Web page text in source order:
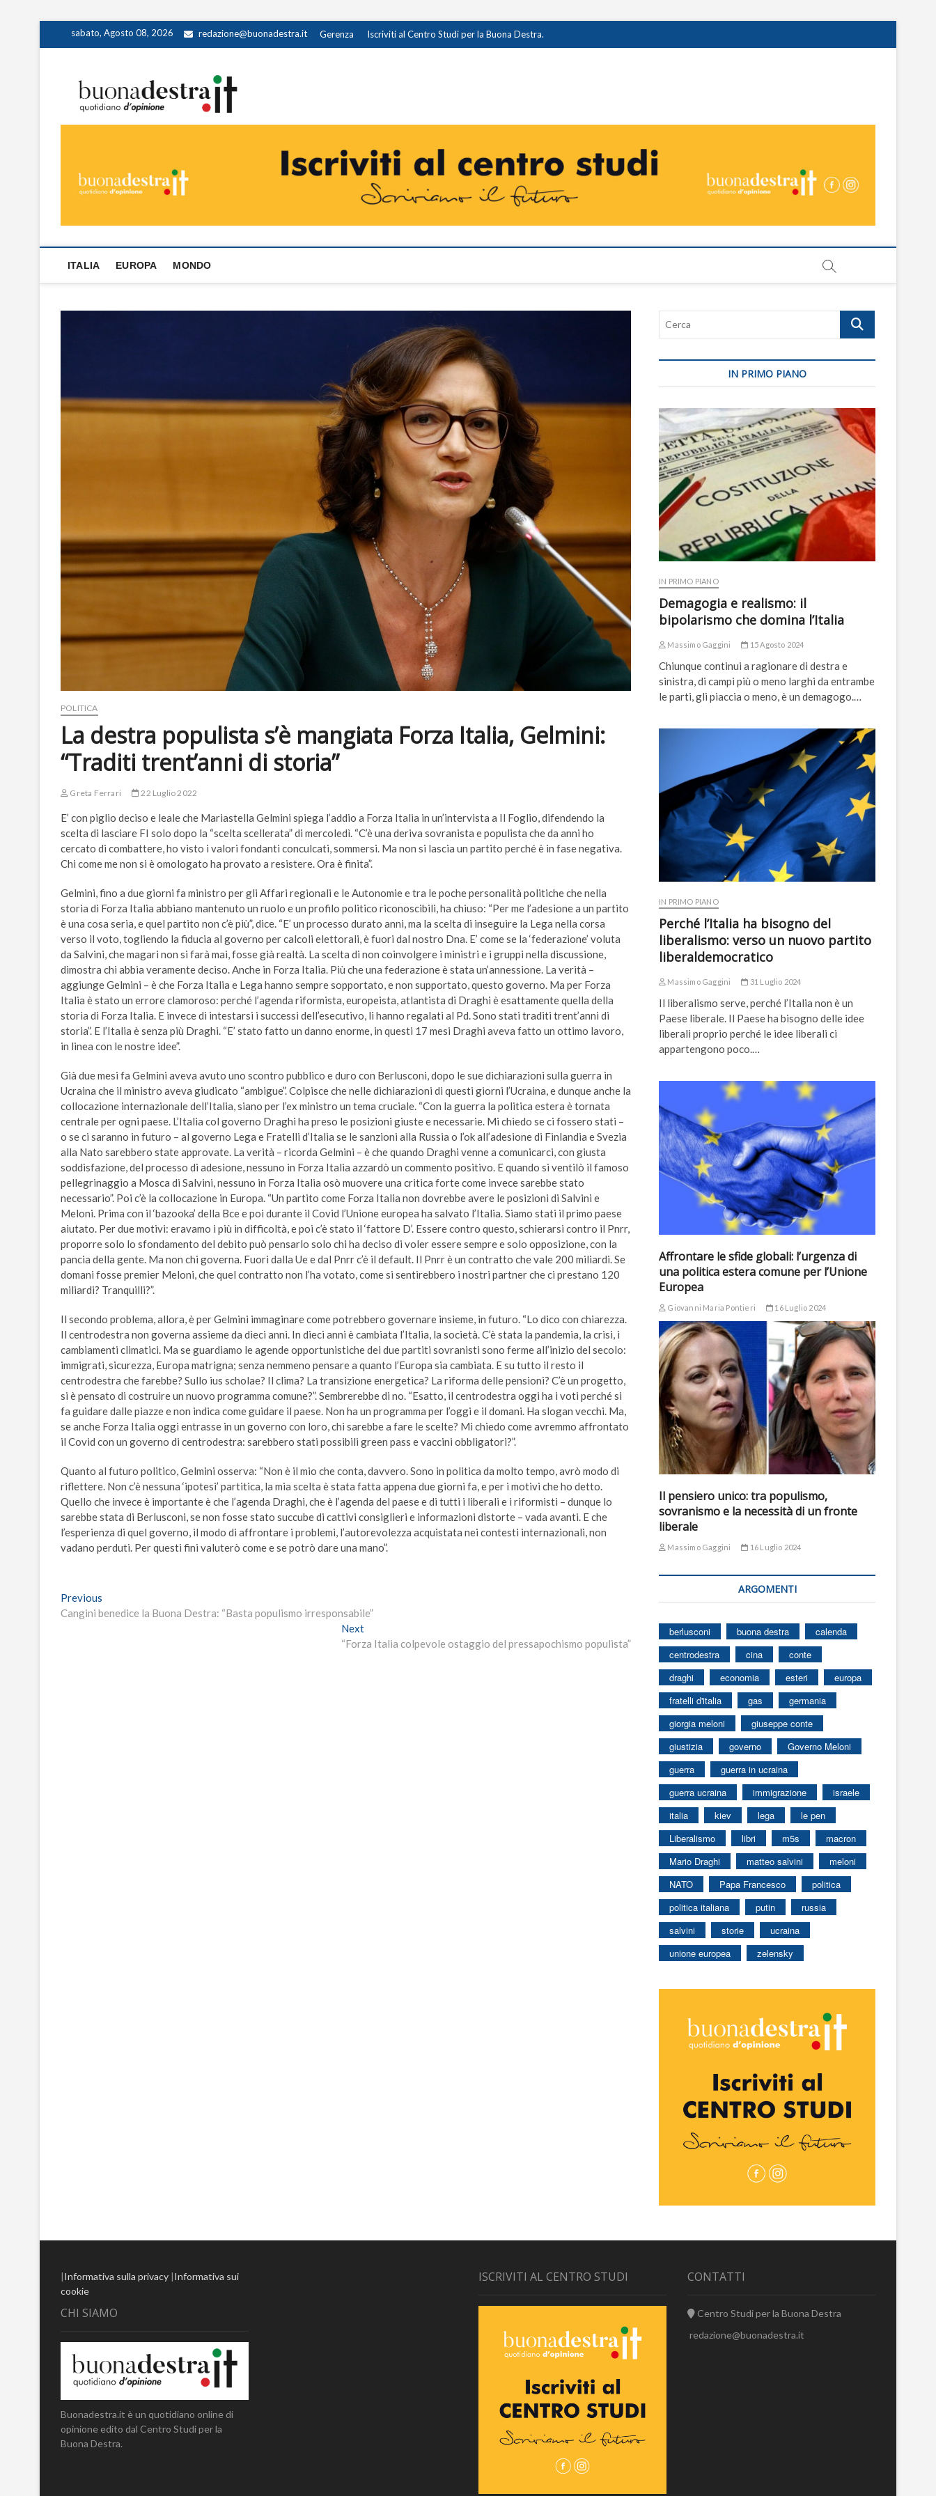
sabato, Agosto 08, 2026 redazione@buonadestra.it Gerenza Iscriviti al Centro Studi per la Buona Destra.
ITALIA EUROPA MONDO
POLITICA
La destra populista s’è mangiata Forza Italia, Gelmini:
“Traditi trent’anni di storia”
Greta Ferrari 22 Luglio 2022
E’ con piglio deciso e leale che Mariastella Gelmini spiega l’addio a Forza Italia in un’intervista a Il Foglio, difendendo la
scelta di lasciare FI solo dopo la “scelta scellerata” di mercoledì. “C’è una deriva sovranista e populista che da anni ho
cercato di combattere, ho visto i valori fondanti conculcati, sommersi. Ma non si lascia un partito perché è in fase negativa.
Chi come me non si è omologato ha provato a resistere. Ora è finita”.
Gelmini, fino a due giorni fa ministro per gli Affari regionali e le Autonomie e tra le poche personalità politiche che nella
storia di Forza Italia abbiano mantenuto un ruolo e un profilo politico riconoscibili, ha chiuso: “Per me l’adesione a un partito
è una cosa seria, e quel partito non c’è più”, dice. “E’ un processo durato anni, ma la scelta di inseguire la Lega nella corsa
verso il voto, togliendo la fiducia al governo per calcoli elettorali, è fuori dal nostro Dna. E’ come se la ‘federazione’ voluta
da Salvini, che magari non si farà mai, fosse già realtà. La scelta di non coinvolgere i ministri e i gruppi nella discussione,
dimostra chi abbia veramente deciso. Anche in Forza Italia. Più che una federazione è stata un’annessione. La verità –
aggiunge Gelmini – è che Forza Italia e Lega hanno sempre sopportato, e non supportato, questo governo. Ma per Forza
Italia è stato un errore clamoroso: perché l’agenda riformista, europeista, atlantista di Draghi è esattamente quella della
storia di Forza Italia. E invece di intestarsi i successi dell’esecutivo, li hanno regalati al Pd. Sono stati traditi trent’anni di
storia”. E l’Italia è senza più Draghi. “E’ stato fatto un danno enorme, in questi 17 mesi Draghi aveva fatto un ottimo lavoro,
in linea con le nostre idee”.
Già due mesi fa Gelmini aveva avuto uno scontro pubblico e duro con Berlusconi, dopo le sue dichiarazioni sulla guerra in
Ucraina che il ministro aveva giudicato “ambigue”. Colpisce che nelle dichiarazioni di questi giorni l’Ucraina, e dunque anche la
collocazione internazionale dell’Italia, siano per l’ex ministro un tema cruciale. “Con la guerra la politica estera è tornata
centrale per ogni paese. L’Italia col governo Draghi ha preso le posizioni giuste e necessarie. Mi chiedo se ci fossero stati –
o se ci saranno in futuro – al governo Lega e Fratelli d’Italia se le sanzioni alla Russia o l’ok all’adesione di Finlandia e Svezia
alla Nato sarebbero state approvate. La verità – ricorda Gelmini – è che quando Draghi venne a comunicarci, con giusta
soddisfazione, del processo di adesione, nessuno in Forza Italia azzardò un commento positivo. E quando si ventilò il famoso
pellegrinaggio a Mosca di Salvini, nessuno in Forza Italia osò muovere una critica forte come invece sarebbe stato
necessario”. Poi c’è la collocazione in Europa. “Un partito come Forza Italia non dovrebbe avere le posizioni di Salvini e
Meloni. Prima con il ‘bazooka’ della Bce e poi durante il Covid l’Unione europea ha salvato l’Italia. Siamo stati il primo paese
aiutato. Per due motivi: eravamo i più in difficoltà, e poi c’è stato il ‘fattore D’. Essere contro questo, schierarsi contro il Pnrr,
proporre solo lo sfondamento del debito può pensarlo solo chi ha deciso di voler essere sempre e solo opposizione, con la
pancia della gente. Ma non chi governa. Fuori dalla Ue e dal Pnrr c’è il default. Il Pnrr è un contratto che vale 200 miliardi. Se
domani fosse premier Meloni, che quel contratto non l’ha votato, come si sentirebbero i nostri partner che ci prestano 120
miliardi? Tranquilli?”.
Il secondo problema, allora, è per Gelmini immaginare come potrebbero governare insieme, in futuro. “Lo dico con chiarezza.
Il centrodestra non governa assieme da dieci anni. In dieci anni è cambiata l’Italia, la società. C’è stata la pandemia, la crisi, i
cambiamenti climatici. Ma se guardiamo le agende opportunistiche dei due partiti sovranisti sono ferme all’inizio del secolo:
immigrati, sicurezza, Europa matrigna; senza nemmeno pensare a quanto l’Europa sia cambiata. E su tutto il resto il
centrodestra che farebbe? Sullo ius scholae? Il clima? La transizione energetica? La riforma delle pensioni? C’è un progetto,
si è pensato di costruire un nuovo programma comune?”. Sembrerebbe di no. “Esatto, il centrodestra oggi ha i voti perché si
fa guidare dalle piazze e non indica come guidare il paese. Non ha un programma per l’oggi e il domani. Ha slogan vecchi. Ma,
se anche Forza Italia oggi entrasse in un governo con loro, chi sarebbe a fare le scelte? Mi chiedo come avremmo affrontato
il Covid con un governo di centrodestra: sarebbero stati possibili green pass e vaccini obbligatori?”.
Quanto al futuro politico, Gelmini osserva: “Non è il mio che conta, davvero. Sono in politica da molto tempo, avrò modo di
riflettere. Non c’è nessuna ‘ipotesi’ partitica, la mia scelta è stata fatta appena due giorni fa, e per i motivi che ho detto.
Quello che invece è importante è che l’agenda Draghi, che è l’agenda del paese e di tutti i liberali e i riformisti – dunque lo
sarebbe stata di Berlusconi, se non fosse stato succube di cattivi consiglieri e informazioni distorte – vada avanti. E che
l’esperienza di quel governo, il modo di affrontare i problemi, l’autorevolezza acquistata nei contesti internazionali, non
vadano perduti. Per questi fini valuterò come e se potrò dare una mano”.
Navigazione
articoli
Previous
post:
Cangini benedice la Buona Destra: “Basta populismo irresponsabile”
NextNext
post:
“Forza Italia colpevole ostaggio del pressapochismo populista”
Cerca
IN PRIMO PIANO
IN PRIMO PIANO
Demagogia e realismo: il
bipolarismo che domina l’Italia
Massimo Gaggini 15 Agosto 2024
Chiunque continui a ragionare di destra e
sinistra, di campi più o meno larghi da entrambe
le parti, gli piaccia o meno, è un demagogo.…
IN PRIMO PIANO
Perché l’Italia ha bisogno del
liberalismo: verso un nuovo partito
liberaldemocratico
Massimo Gaggini 31 Luglio 2024
Il liberalismo serve, perché l’Italia non è un
Paese liberale. Il Paese ha bisogno delle idee
liberali proprio perché le idee liberali ci
appartengono poco.…
Affrontare le sfide globali: l’urgenza di
una politica estera comune per l’Unione
Europea
Giovanni Maria Pontieri 16 Luglio 2024
Il pensiero unico: tra populismo,
sovranismo e la necessità di un fronte
liberale
Massimo Gaggini 16 Luglio 2024
ARGOMENTI
berlusconi buona destra
calenda
centrodestra
cina
conte
draghi
economia esteri
europa
fratelli d'italia
gas
germania
giorgia meloni
giuseppe conte
giustizia
governo
Governo Meloni
guerra
guerra in ucraina
guerra ucraina
immigrazione
israele
italia
kiev lega
le pen
Liberalismo
libri m5s
macron
Mario Draghi
matteo salvini
meloni
NATO
Papa Francesco
politica
politica italiana
putin
russia
salvini
storie
ucraina
unione europea
zelensky
|Informativa sulla privacy |Informativa sui
cookie
CHI SIAMO
Buonadestra.it è un quotidiano online di
opinione edito dal Centro Studi per la
Buona Destra.
ISCRIVITI AL CENTRO STUDI CONTATTI
Centro Studi per la Buona Destra
redazione@buonadestra.it